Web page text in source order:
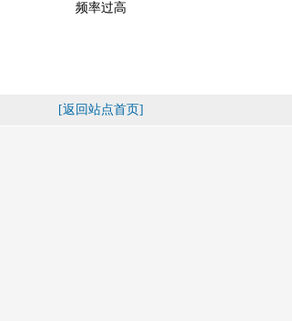
频率过高
[返回站点首页]